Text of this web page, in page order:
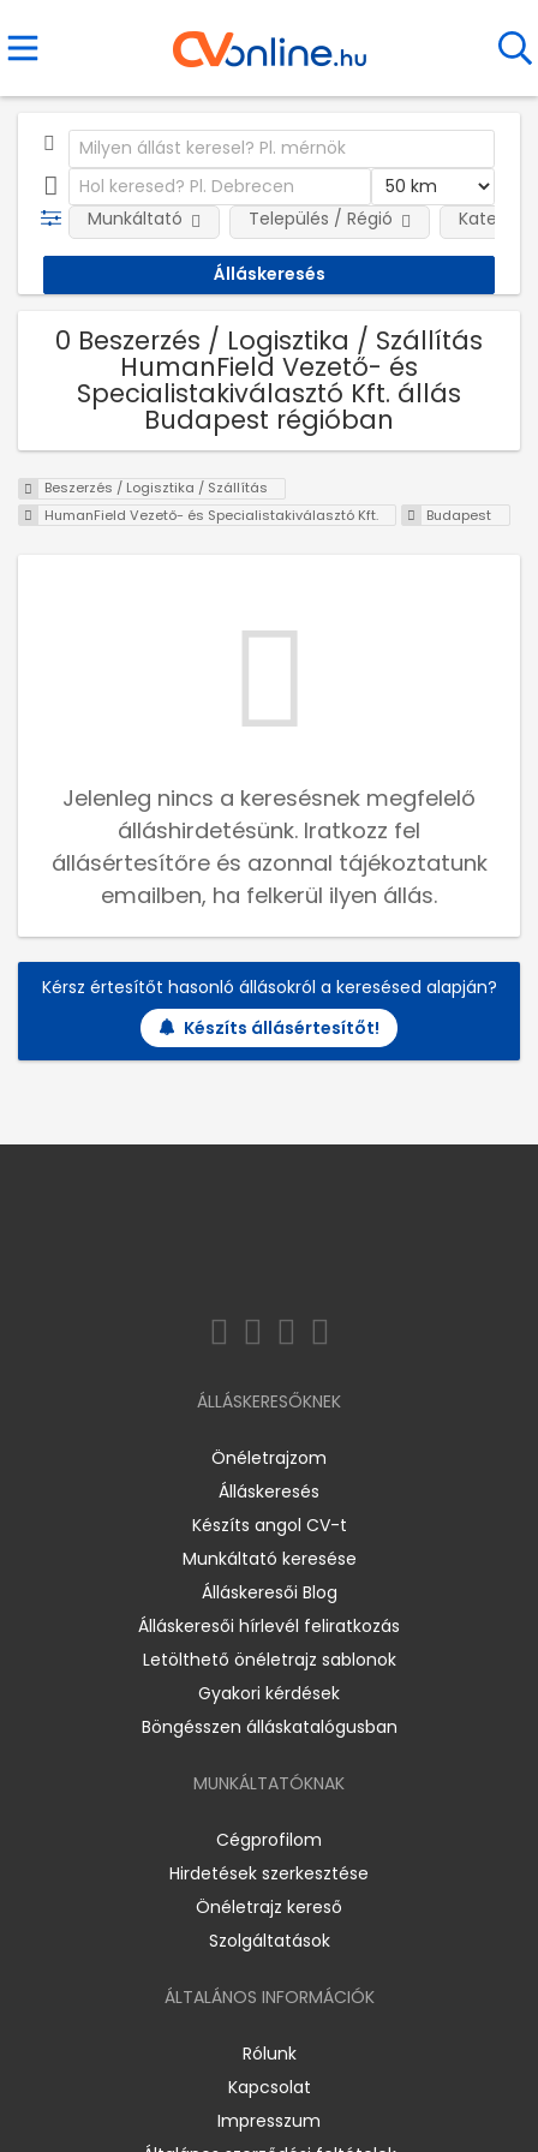
Munkáltató Település / Régió
0 Beszerzés / Logisztika / Szállítás
HumanField Vezető- és
Specialistakiválasztó Kft. állás
Budapest régióban
Beszerzés / Logisztika / Szállítás
HumanField Vezető- és Specialistakiválasztó Kft.
Budapest
Jelenleg nincs a keresésnek megfelelő
álláshirdetésünk. Iratkozz fel
állásértesítőre és azonnal tájékoztatunk
emailben, ha felkerül ilyen állás.
Kérsz értesítőt hasonló állásokról a keresésed alapján?
Készíts állásértesítőt!
ÁLLÁSKERESŐKNEK
Önéletrajzom
Álláskeresés
Készíts angol CV-t
Munkáltató keresése
Álláskeresői Blog
Álláskeresői hírlevél feliratkozás
Letölthető önéletrajz sablonok
Gyakori kérdések
Böngésszen álláskatalógusban
MUNKÁLTATÓKNAK
Cégprofilom
Hirdetések szerkesztése
Önéletrajz kereső
Szolgáltatások
ÁLTALÁNOS INFORMÁCIÓK
Rólunk
Kapcsolat
Impresszum